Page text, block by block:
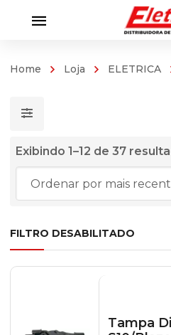
Home Loja ELETRICA
Exibindo 1–12 de 37
FILTRO DESABILITADO
Tampa